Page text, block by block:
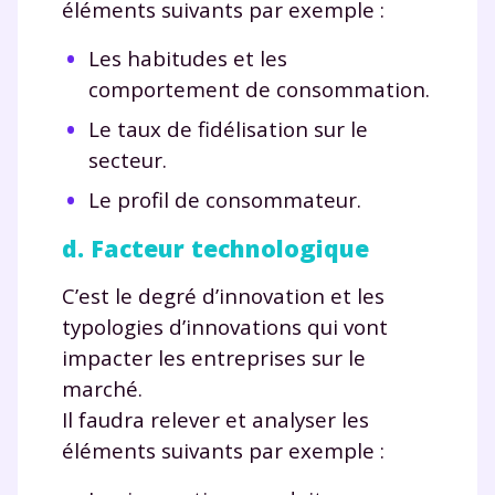
éléments suivants par exemple :
Les habitudes et les
comportement de consommation.
Le taux de fidélisation sur le
secteur.
Le profil de consommateur.
d. Facteur technologique
C’est le degré d’innovation et les
typologies d’innovations qui vont
impacter les entreprises sur le
marché.
Il faudra relever et analyser les
éléments suivants par exemple :